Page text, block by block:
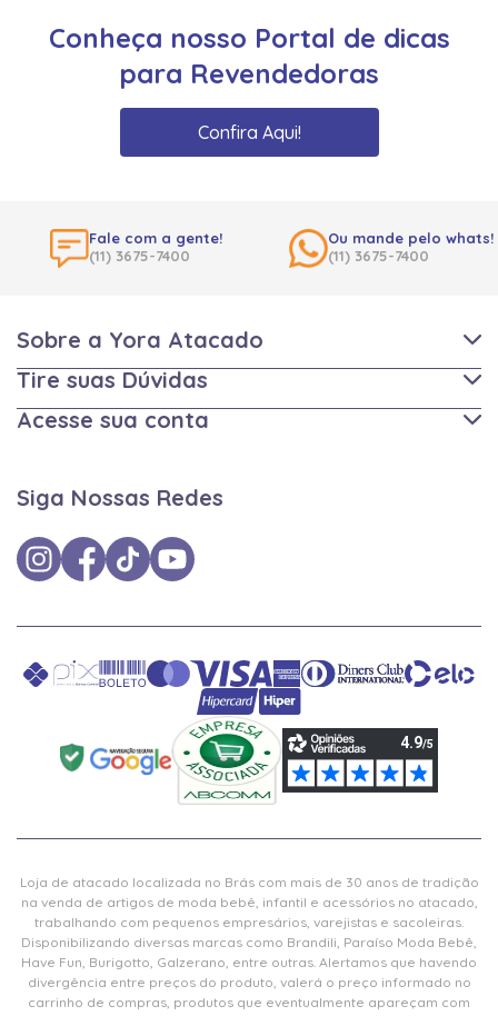
Conheça nosso Portal de dicas
para Revendedoras
Confira Aqui!
Fale com a gente!
(11) 3675-7400
Ou mande pelo whats!
(11) 3675-7400
Sobre a Yora Atacado
Tire suas Dúvidas
Acesse sua conta
Siga Nossas Redes
Loja de atacado localizada no Brás com mais de 30 anos de tradição
na venda de artigos de moda bebê, infantil e acessórios no atacado,
trabalhando com pequenos empresários, varejistas e sacoleiras.
Disponibilizando diversas marcas como Brandili, Paraíso Moda Bebê,
Have Fun, Burigotto, Galzerano, entre outras. Alertamos que havendo
divergência entre preços do produto, valerá o preço informado no
carrinho de compras, produtos que eventualmente apareçam com